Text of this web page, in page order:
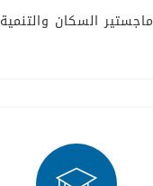
ماجستير السكان والتنمية